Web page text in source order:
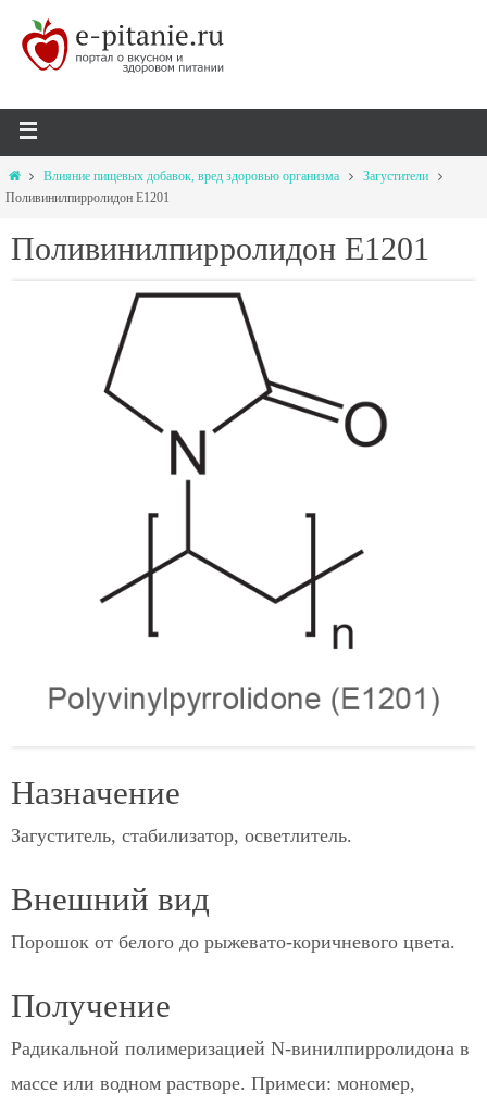
Влияние пищевых добавок, вред здоровью организма
Загустители
Поливинилпирролидон Е1201
Поливинилпирролидон Е1201
Назначение
Загуститель, стабилизатор, осветлитель.
Внешний вид
Порошок от белого до рыжевато-коричневого цвета.
Получение
Радикальной полимеризацией N-винилпирролидона в
массе или водном растворе. Примеси: мономер,